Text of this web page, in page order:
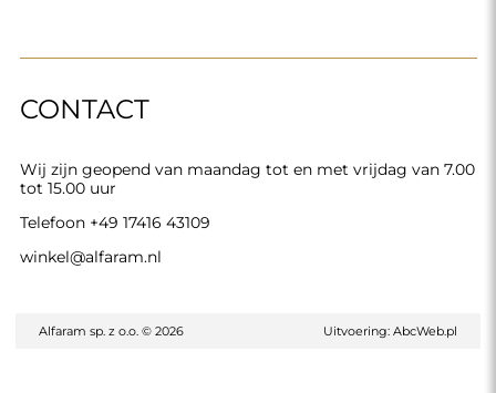
CONTACT
Wij zijn geopend van maandag tot en met vrijdag van 7.00
tot 15.00 uur
Telefoon +49 17416 43109
winkel@alfaram.nl
Alfaram sp. z o.o. © 2026 Uitvoering: AbcWeb.pl